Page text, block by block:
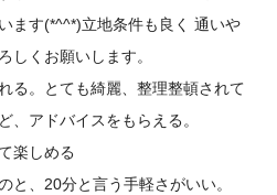
ます(*^^*)立地条件も良く 通いや
しくお願いします。
る。とても綺麗、整理整頓されて
、アドバイスをもらえる。
楽しめる
と、20分と言う手軽さがいい。